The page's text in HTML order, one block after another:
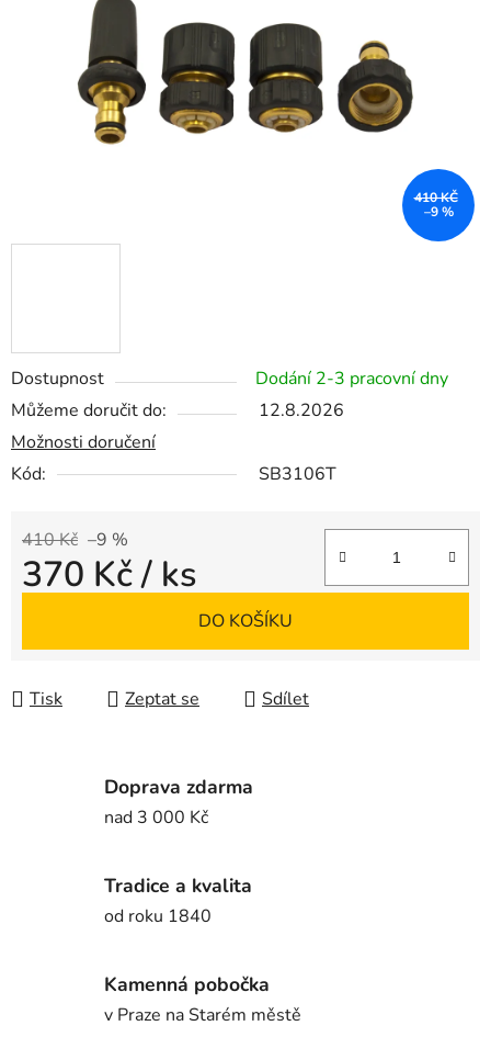
Dostupnost
Dodání 2-3 pracovní dny
Můžeme doručit do:
12.8.2026
Možnosti doručení
Kód:
SB3106T
410 Kč –9 %
370 Kč/ ks
DO KOŠÍKU
Tisk Zeptat se Sdílet
410 KČ
–9 %
Doprava zdarma
nad 3 000 Kč
Tradice a kvalita
od roku 1840
Kamenná pobočka
v Praze na Starém městě